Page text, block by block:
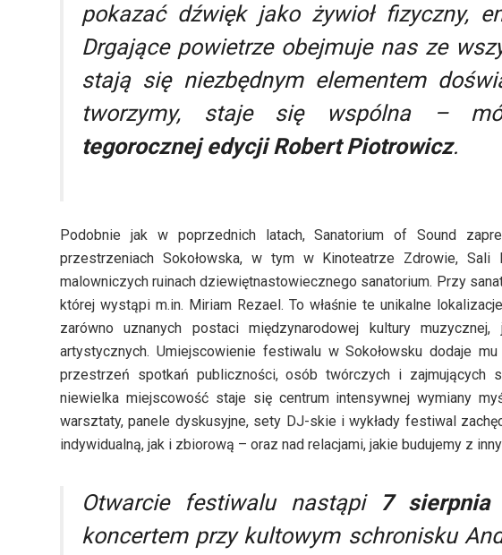
pokazać dźwięk jako żywioł fizyczny,
Drgające powietrze obejmuje nas ze
stają się niezbędnym elementem
tworzymy, staje się wspólna–
tegorocznej edycji Robert Piotrowicz.
Podobnie jak w poprzednich latach, Sanatorium of Sound
przestrzeniach Sokołowska, w tym w Kinoteatrze Zdrowie, Sali
malowniczych ruinach dziewiętnastowiecznego sanatorium. Przy
której wystąpi m.in. Miriam Rezael. To właśnie te unikalne
zarówno uznanych postaci międzynarodowej kultury
artystycznych. Umiejscowienie festiwalu w Sokołowsku dodaje
przestrzeń spotkań publiczności, osób twórczych i zajmujących
niewielka miejscowość staje się centrum intensywnej wymiany
warsztaty, panele dyskusyjne, sety DJ-skie i wykłady festiwal
indywidualną, jak i zbiorową – oraz nad relacjami, jakie budujemy z
Otwarcie festiwalu nastąpi 7 sierpnia
koncertem przy kultowym schronisku